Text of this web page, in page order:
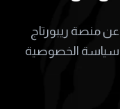
عن منصة ريبورتاج
سياسة الخصوصية